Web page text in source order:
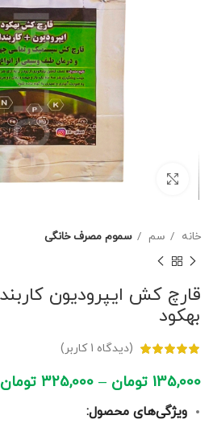
برای بزرگنمایی کلیک کنید
خانه سم سموم مصرف خانگی
بهکود
(دیدگاه 1 کاربر)
135,000 تومان –
325,000 تومان
ویژگی‌های محصول: